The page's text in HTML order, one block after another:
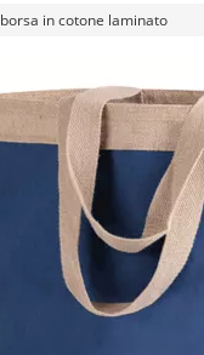
borsa in cotone laminato